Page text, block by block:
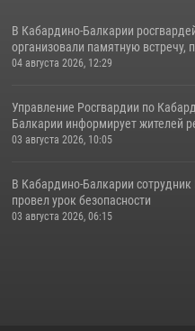
В Кабардино-Балкарии
организовали памятную встречу,
04 августа 2026, 12:29
Управление Росгвардии по
Балкарии информирует жителей
03 августа 2026, 10:05
В Кабардино‑Балкарии сотрудник
провел урок безопасности
03 августа 2026, 06:15